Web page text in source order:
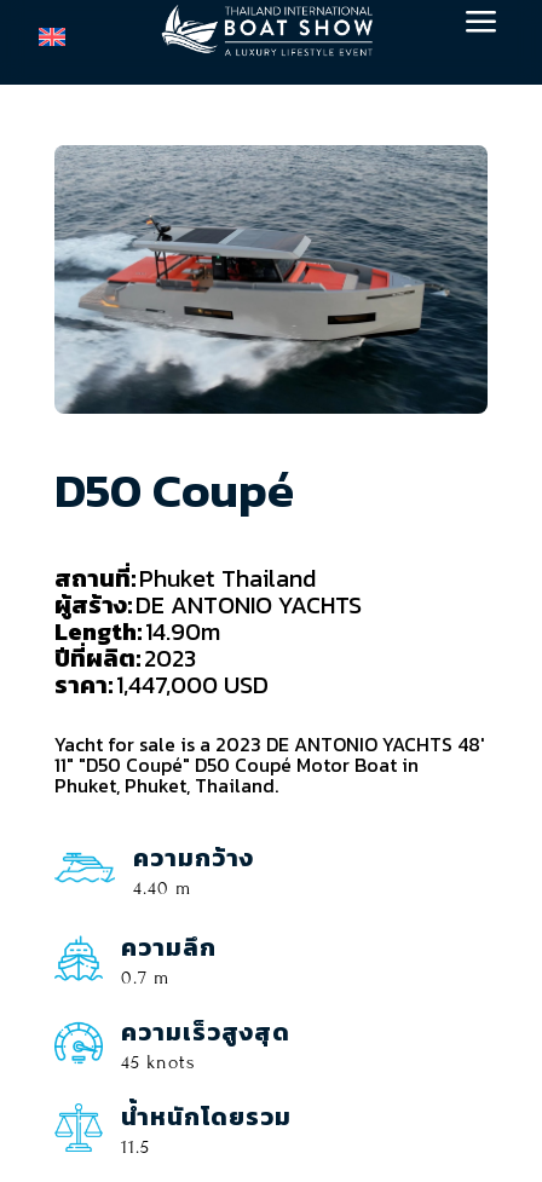
a
D50 Coupé
สถานที่:Phuket Thailand
ผู้สร้าง:DE ANTONIO YACHTS
Length:14.90m
ปีที่ผลิต:2023
ราคา:1,447,000 USD
Yacht for sale is a 2023 DE ANTONIO YACHTS 48'
11" "D50 Coupé" D50 Coupé Motor Boat in
Phuket, Phuket, Thailand.
ความกว้าง
4.40 m
ความลึก
0.7 m
ความเร็วสูงสุด
45 knots
น้ำหนักโดยรวม
11.5